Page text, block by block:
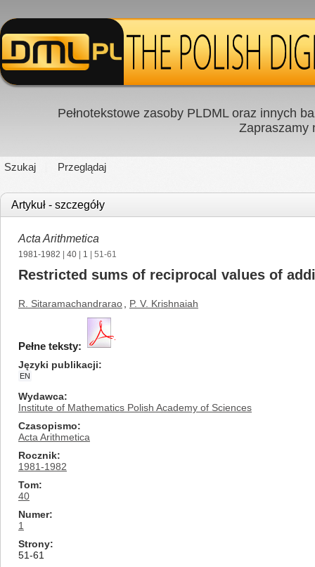
Pełnotekstowe zasoby PLDML oraz innych
Zapraszamy
Szukaj Przeglądaj
Artykuł - szczegóły
Acta Arithmetica
1981-1982 40 1 | 51-61
Restricted sums of reciprocal values of
R. Sitaramachandrarao P. V. Krishnaiah
Pełne teksty:
Języki publikacji
EN
Wydawca
Institute of Mathematics Polish Academy of Sciences
Czasopismo
Acta Arithmetica
Rocznik
1981-1982
Tom
40
Numer
1
Strony
51-61